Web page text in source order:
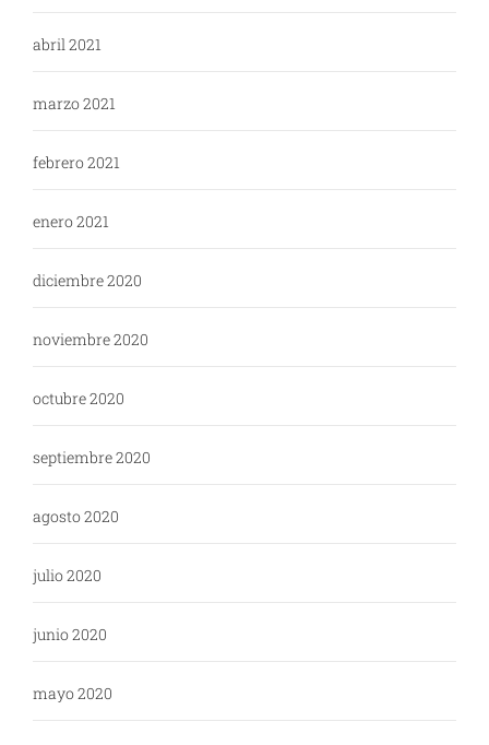
abril 2021
marzo 2021
febrero 2021
enero 2021
diciembre 2020
noviembre 2020
octubre 2020
septiembre 2020
agosto 2020
julio 2020
junio 2020
mayo 2020